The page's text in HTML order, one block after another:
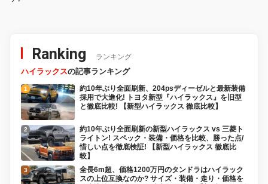
Ranking ランキング
ハイラックスの記事ランキング
約10年ぶり全面刷新、204psディーゼルと最新装備
採用で大進化! トヨタ新型『ハイラックス』を旧型
と徹底比較! 【新型ハイラックス 徹底比較】
約10年ぶり全面刷新の新型ハイラックス vs 三菱ト
ライトン! スペック・装備・価格を比較、勝った点/
惜しい点を徹底検証! 【新型ハイラックス 徹底比
較】
全長6m超、価格1200万円のタンドラはハイラック
スの上位互換なのか? サイズ・装備・走り・価格を